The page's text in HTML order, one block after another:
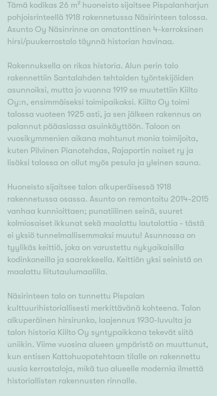
Tämä kodikas 26 m² huoneisto sijaitsee Pispalanharjun
pohjoisrinteellä 1918 rakennetussa Näsirinteen talossa.
Asunto Oy Näsinrinne on omatonttinen 4-kerroksinen
hirsi/puukerrostalo täynnä historian havinaa.
Rakennuksella on rikas historia. Alun perin talo
rakennettiin Santalahden tehtaiden työntekijöiden
asunnoiksi, mutta jo vuonna 1919 se muutettiin Kiilto
Oy:n, ensimmäiseksi toimipaikaksi. Kiilto Oy toimi
talossa vuoteen 1925 asti, ja sen jälkeen rakennus on
palannut pääasiassa asuinkäyttöön. Taloon on
vuosikymmenien aikana mahtunut monia toimijoita,
kuten Pilvinen Pianotehdas, Rajaportin naiset ry ja
lisäksi talossa on ollut myös pesula ja yleinen sauna.
Huoneisto sijaitsee talon alkuperäisessä 1918
rakennetussa osassa. Asunto on remontoitu 2014-2015
vanhaa kunnioittaen; punatiilinen seinä, suuret
kolmiosaiset ikkunat sekä maalattu lautalattia - tästä
ei yksiö tunnelmallisemmaksi muutu! Asunnossa on
tyylikäs keittiö, joka on varustettu nykyaikaisilla
kodinkoneilla ja saarekkeella. Keittiön yksi seinistä on
maalattu liitutaulumaalilla.
Näsirinteen talo on tunnettu Pispalan
kulttuurihistoriallisesti merkittävänä kohteena. Talon
alkuperäinen hirsirunko, laajennus 1930-luvulta ja
talon historia Kiilto Oy syntypaikkana tekevät siitä
uniikin. Viime vuosina alueen ympäristö on muuttunut,
kun entisen Kattohuopatehtaan tilalle on rakennettu
uusia kerrostaloja, mikä tuo alueelle modernia ilmettä
historiallisten rakennusten rinnalle.